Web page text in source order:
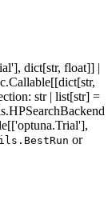
dict[str, float]] |
: str | list[str] =
or